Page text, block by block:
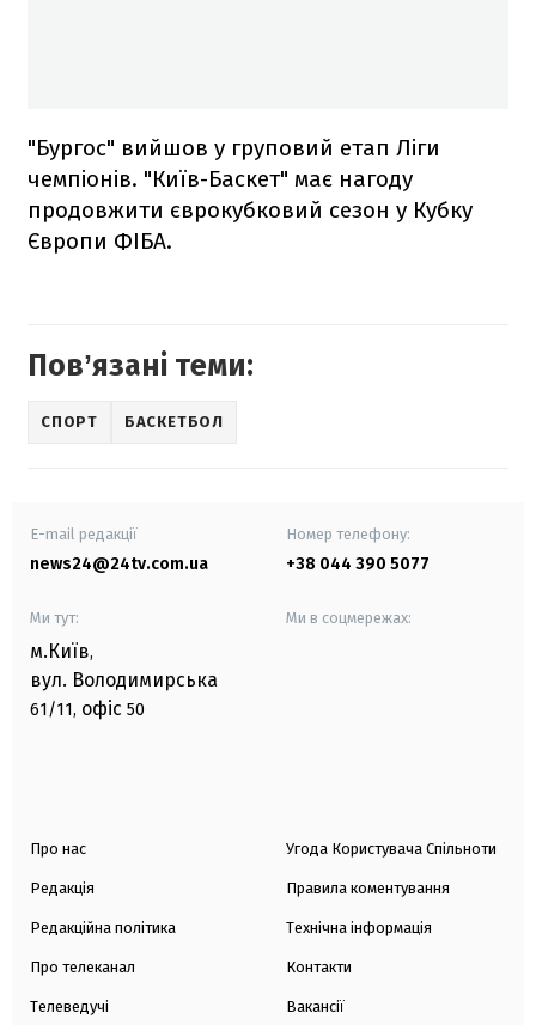
"Бургос" вийшов у груповий етап Ліги
чемпіонів. "Київ-Баскет" має нагоду
продовжити єврокубковий сезон у Кубку
Європи ФІБА.
Повʼязані теми:
СПОРТ БАСКЕТБОЛ
E-mail редакції
news24@24tv.com.ua
Номер телефону:
+38 044 390 5077
Ми тут:
м.Київ,
вул. Володимирська
61/11, офіс 50
Ми в соцмережах:
Про нас
Редакція
Редакційна політика
Про телеканал
Телеведучі
Угода Користувача Спільноти
Правила коментування
Технічна інформація
Контакти
Вакансії